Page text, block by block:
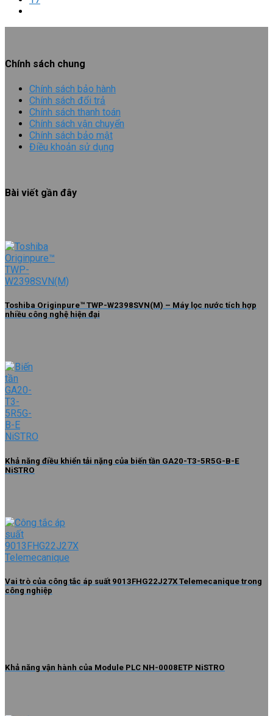
Chính sách chung
Chính sách bảo hành
Chính sách đổi trả
Chính sách thanh toán
Chính sách vận chuyển
Chính sách bảo mật
Điều khoản sử dụng
Bài viết gần đây
Toshiba Originpure™ TWP-W2398SVN(M) – Máy lọc nước tích hợp
nhiều công nghệ hiện đại
Khả năng điều khiển tải nặng của biến tần GA20-T3-5R5G-B-E
NiSTRO
Vai trò của công tắc áp suất 9013FHG22J27X Telemecanique trong
công nghiệp
Khả năng vận hành của Module PLC NH-0008ETP NiSTRO